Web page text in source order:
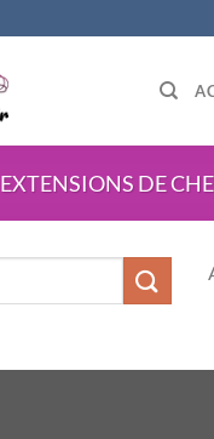
EXTENSIONS DE